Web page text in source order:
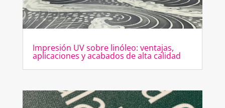
Impresión UV sobre linóleo: ventajas,
aplicaciones y acabados de alta calidad